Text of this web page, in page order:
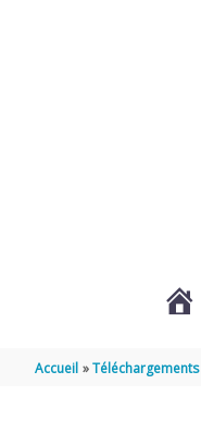
Accueil Téléchargements